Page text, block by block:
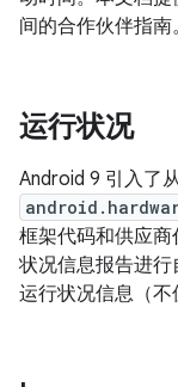
间的合作伙伴指南。
运行状况
Android 9 引入了
框架代码和供应
状况信息报告进
运行状况信息（不